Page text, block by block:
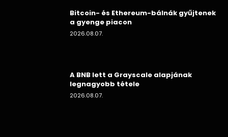
Bitcoin- és Ethereum-bálnák gyűjtenek
a gyenge piacon
2026.08.07.
A BNB lett a Grayscale alapjának
legnagyobb tétele
2026.08.07.